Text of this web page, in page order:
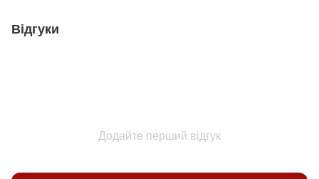
Відгуки
Додайте перший відгук